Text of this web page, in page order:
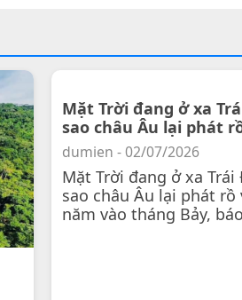
Mặt Trời đang ở xa
sao châu Âu lại phát
dumien - 02/07/2026
Mặt Trời đang ở xa
sao châu Âu lại phát
năm vào tháng Bảy,